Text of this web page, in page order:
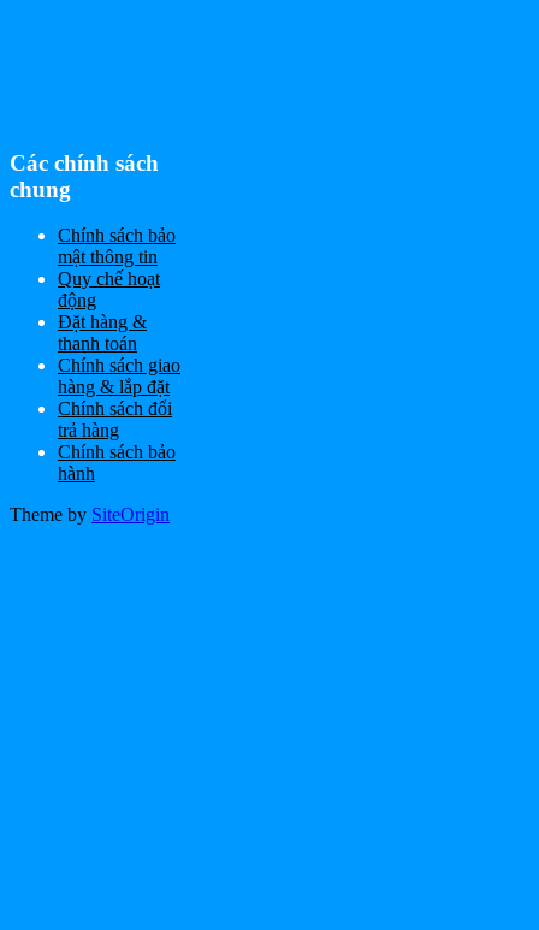
Các chính sách
chung
Chính sách bảo
mật thông tin
Quy chế hoạt
động
Đặt hàng &
thanh toán
Chính sách giao
hàng & lắp đặt
Chính sách đổi
trả hàng
Chính sách bảo
hành
Theme by SiteOrigin